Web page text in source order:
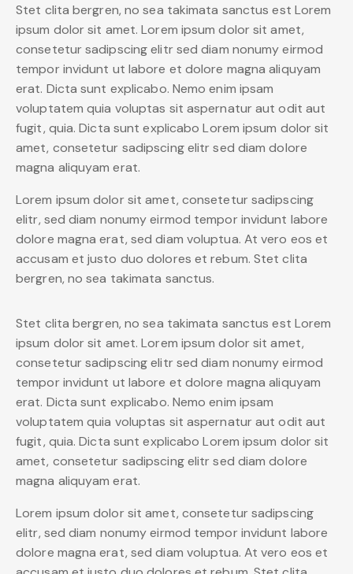
Stet clita bergren, no sea takimata sanctus est Lorem
ipsum dolor sit amet. Lorem ipsum dolor sit amet,
consetetur sadipscing elitr sed diam nonumy eirmod
tempor invidunt ut labore et dolore magna aliquyam
erat. Dicta sunt explicabo. Nemo enim ipsam
voluptatem quia voluptas sit aspernatur aut odit aut
fugit, quia. Dicta sunt explicabo Lorem ipsum dolor sit
amet, consetetur sadipscing elitr sed diam dolore
magna aliquyam erat.
Lorem ipsum dolor sit amet, consetetur sadipscing
elitr, sed diam nonumy eirmod tempor invidunt labore
dolore magna erat, sed diam voluptua. At vero eos et
accusam et justo duo dolores et rebum. Stet clita
bergren, no sea takimata sanctus.
Stet clita bergren, no sea takimata sanctus est Lorem
ipsum dolor sit amet. Lorem ipsum dolor sit amet,
consetetur sadipscing elitr sed diam nonumy eirmod
tempor invidunt ut labore et dolore magna aliquyam
erat. Dicta sunt explicabo. Nemo enim ipsam
voluptatem quia voluptas sit aspernatur aut odit aut
fugit, quia. Dicta sunt explicabo Lorem ipsum dolor sit
amet, consetetur sadipscing elitr sed diam dolore
magna aliquyam erat.
Lorem ipsum dolor sit amet, consetetur sadipscing
elitr, sed diam nonumy eirmod tempor invidunt labore
dolore magna erat, sed diam voluptua. At vero eos et